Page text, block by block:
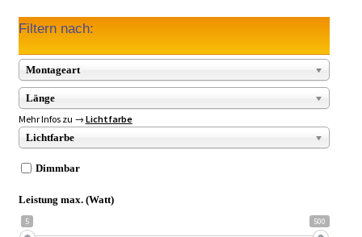
Filtern nach:
Montageart
Länge
Mehr Infos zu → Lichtfarbe
Lichtfarbe
Dimmbar
Leistung max. (Watt)
5 500